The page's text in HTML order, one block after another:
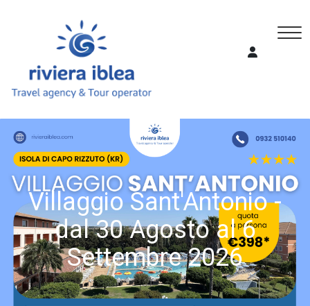
Villaggio Sant'Antonio -
dal 30 Agosto al 6
Settembre 2026